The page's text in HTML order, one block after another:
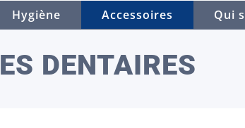
Hygiène Accessoires Qui
DENTAIRES